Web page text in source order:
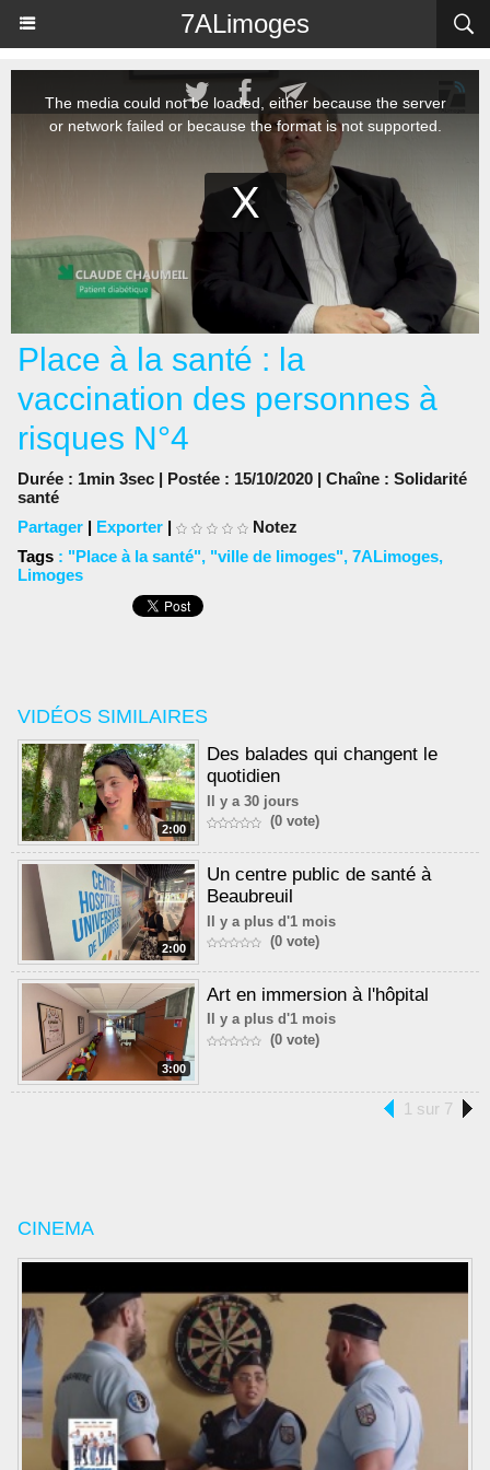
7ALimoges
VIDÉOS SIMILAIRES
2:00
Des balades qui changent le
quotidien
Il y a 30 jours
(0 vote)
2:00
Un centre public de santé à
Beaubreuil
Il y a plus d'1 mois
(0 vote)
3:00
Art en immersion à l'hôpital
Il y a plus d'1 mois
(0 vote)
1 sur 7
CINEMA
Place à la santé : la
vaccination des personnes à
risques N°4
Durée : 1min 3sec | Postée : 15/10/2020 | Chaîne : Solidarité
santé
Partager | Exporter |
Notez
Tags : "Place à la santé", "ville de limoges", 7ALimoges,
Limoges